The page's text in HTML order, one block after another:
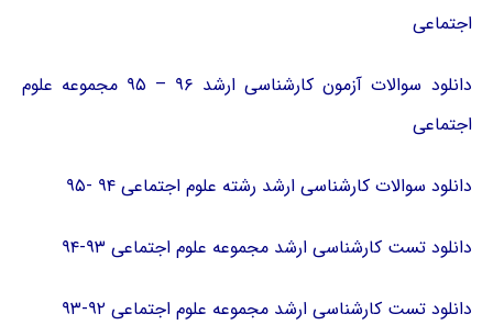
اجتماعی
دانلود سوالات آزمون کارشناسی ارشد ۹۶ – ۹۵ مجموعه علوم
اجتماعی
دانلود سوالات کارشناسی ارشد رشته علوم اجتماعی ۹۴ -۹۵
دانلود تست کارشناسی ارشد مجموعه علوم اجتماعی ۹۳-۹۴
دانلود تست کارشناسی ارشد مجموعه علوم اجتماعی ۹۲-۹۳